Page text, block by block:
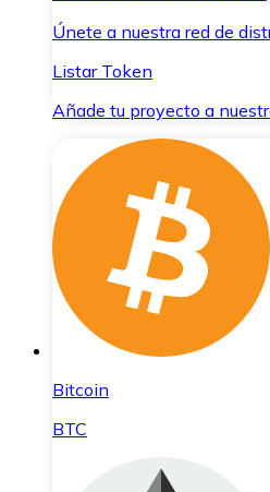
Únete a nuestra red de
Listar Token
Añade tu proyecto a
Bitcoin
BTC